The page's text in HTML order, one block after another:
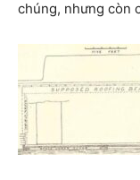
chúng, nhưng còn